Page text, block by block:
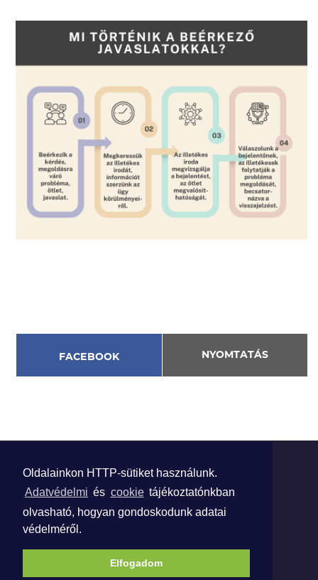
Oldalainkon HTTP-sütiket használunk.
Adatvédelmi és cookie tájékoztatónkban
olvasható, hogyan gondoskodunk adatai
védelméről.
Elfogadom
FACEBOOK NYOMTATÁS
ADATVÉDELEM
© 2025BUDAPEST FŐVÁROS XII.